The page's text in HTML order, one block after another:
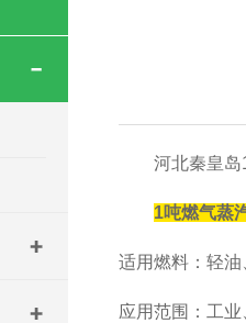
河北秦皇
1吨燃气蒸
适用燃料：轻
应用范围：工